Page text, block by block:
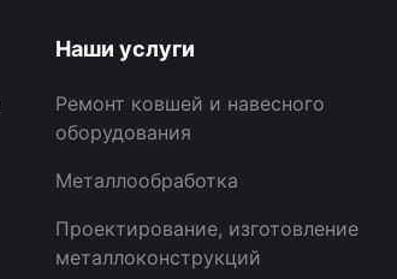
Наши услуги
Ремонт ковшей и навесного
оборудования
Металлообработка
Проектирование, изготовление
металлоконструкций